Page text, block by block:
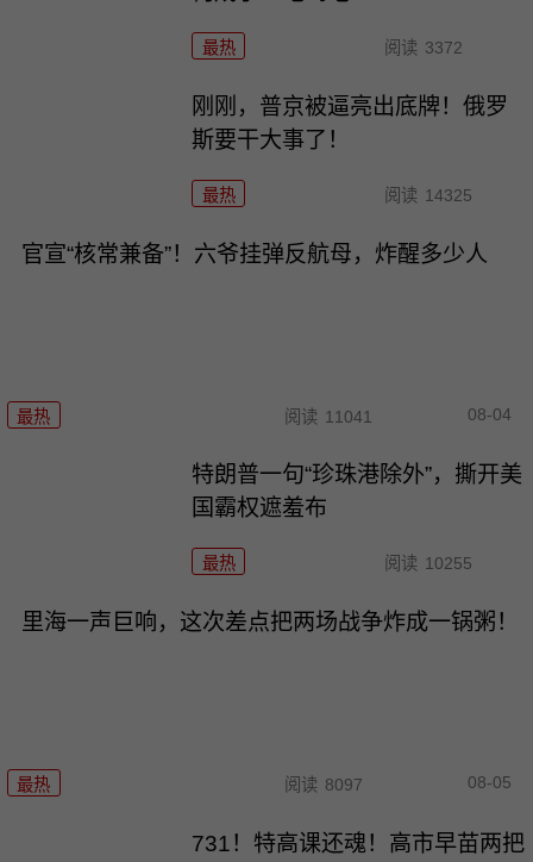
最热 阅读 3372
刚刚，普京被逼亮出底牌！俄罗
斯要干大事了！
最热 阅读 14325
官宣“核常兼备”！六爷挂弹反航母，炸醒多少人
最热 阅读 11041 08-04
特朗普一句“珍珠港除外”，撕开美
国霸权遮羞布
最热 阅读 10255
里海一声巨响，这次差点把两场战争炸成一锅粥！
最热 阅读 8097 08-05
731！特高课还魂！高市早苗两把